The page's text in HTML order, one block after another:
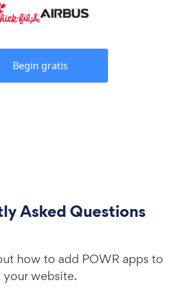
Begin gratis
Asked Questions
how to add POWR apps to
your website.